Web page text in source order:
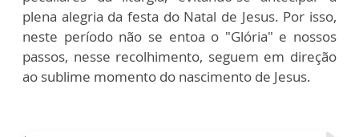
plena alegria da festa do Natal de Jesus. Por isso,
neste período não se entoa o "Glória" e nossos
passos, nesse recolhimento, seguem em direção
ao sublime momento do nascimento de Jesus.